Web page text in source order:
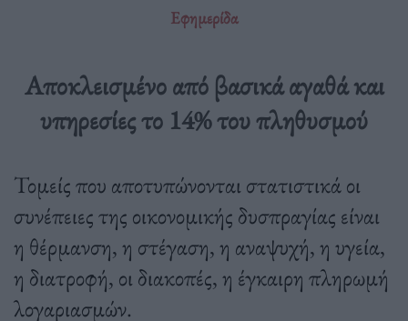
Εφημερίδα
Αποκλεισμένο από βασικά αγαθά και
υπηρεσίες το 14% του πληθυσμού
Τομείς που αποτυπώνονται στατιστικά οι
συνέπειες της οικονομικής δυσπραγίας είναι
η θέρμανση, η στέγαση, η αναψυχή, η υγεία,
η διατροφή, οι διακοπές, η έγκαιρη πληρωμή
λογαριασμών.